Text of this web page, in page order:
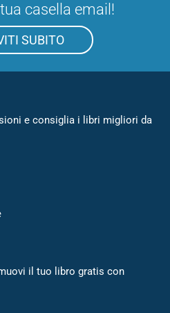
casella email!
SUBITO
e consiglia i libri migliori da
il tuo libro gratis con